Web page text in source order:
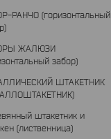
РАНЧО (горизонтальный
ЖАЛЮЗИ
забор)
ШТАКЕТНИК
штакетник и
(лиственница)